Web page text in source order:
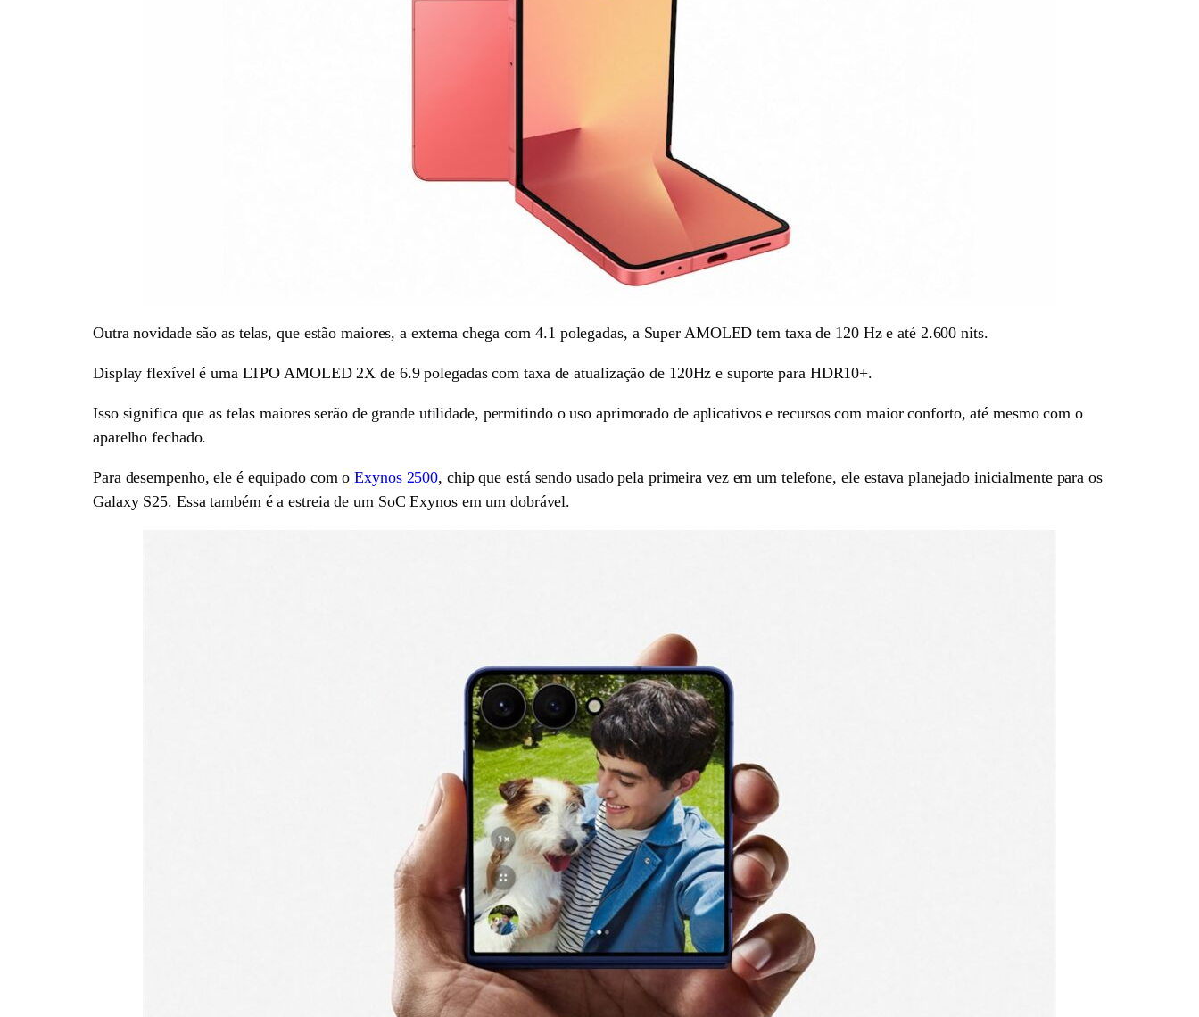
Outra novidade são as telas, que estão maiores, a externa chega com 4.1 polegadas, a Super AMOLED tem taxa de 120 Hz e até 2.600 nits.
Display flexível é uma LTPO AMOLED 2X de 6.9 polegadas com taxa de atualização de 120Hz e suporte para HDR10+.
Isso significa que as telas maiores serão de grande utilidade, permitindo o uso aprimorado de aplicativos e recursos com maior conforto, até mesmo com o
aparelho fechado.
Para desempenho, ele é equipado com oExynos 2500, chip que está sendo usado pela primeira vez em um telefone, ele estava planejado inicialmente para os
Galaxy S25. Essa também é a estreia de um SoC Exynos em um dobrável.